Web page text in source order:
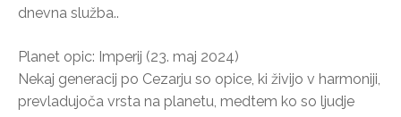
dnevna služba..
Planet opic: Imperij (23. maj 2024)
Nekaj generacij po Cezarju so opice, ki živijo v harmoniji,
prevladujoča vrsta na planetu, medtem ko so ljudje